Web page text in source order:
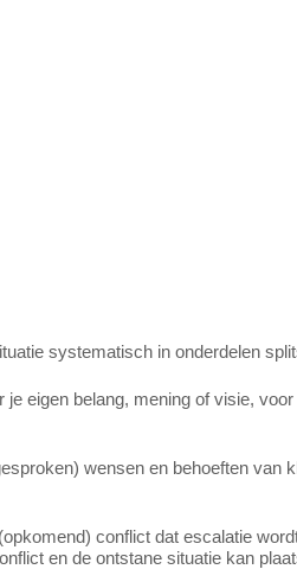
systematisch in onderdelen
eigen belang, mening of visie,
wensen en behoeften van
conflict dat escalatie
en de ontstane situatie kan